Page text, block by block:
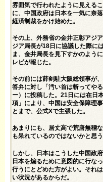
雰囲気で行われたように見える
に、中国政府は日本を一気に奈
経済制裁をかけ始めた。
その上、外務省の金井正彰アジ
ジア局長が18日に協議した際に
ま、金井局長を見下すかのよう
レビが報じた。
その前には薛剣駐大阪総領事が
答弁に対し「汚い首は斬ってや
ー）に投稿した。21日には在日
項」により、中国は安全保障理
とまで、公式Xで主張した。
あまりにも、居丈高で荒唐無稽
も呆れているのではないかと思う
しかし、日本はこうした中国政
日本を煽るために意図的に行な
行うにとどめた方がよい。それ
い状況があるからだ。